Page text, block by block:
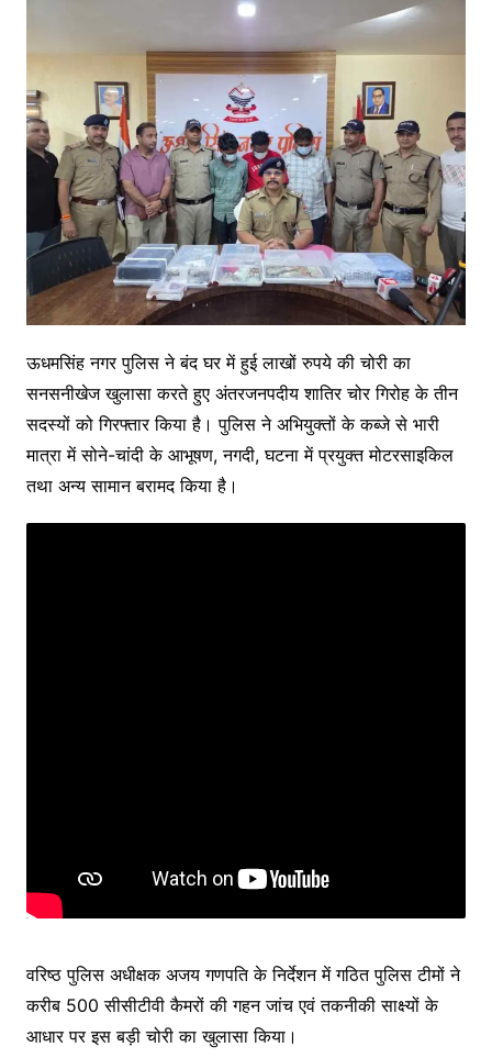
ऊधमसिंह नगर पुलिस ने बंद घर में हुई लाखों रुपये की चोरी का
सनसनीखेज खुलासा करते हुए अंतरजनपदीय शातिर चोर गिरोह के तीन
सदस्यों को गिरफ्तार किया है। पुलिस ने अभियुक्तों के कब्जे से भारी
मात्रा में सोने-चांदी के आभूषण, नगदी, घटना में प्रयुक्त मोटरसाइकिल
तथा अन्य सामान बरामद किया है।
वरिष्ठ पुलिस अधीक्षक अजय गणपति के निर्देशन में गठित पुलिस टीमों ने
करीब 500 सीसीटीवी कैमरों की गहन जांच एवं तकनीकी साक्ष्यों के
आधार पर इस बड़ी चोरी का खुलासा किया।